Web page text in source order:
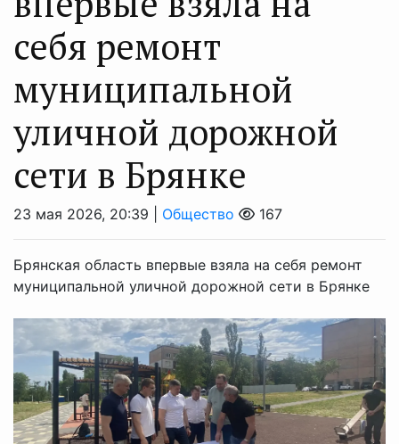
себя ремонт
муниципальной
уличной дорожной
сети в Брянке
23 мая 2026, 20:39 | Общество 167
Брянская область впервые взяла на себя ремонт
муниципальной уличной дорожной сети в Брянке